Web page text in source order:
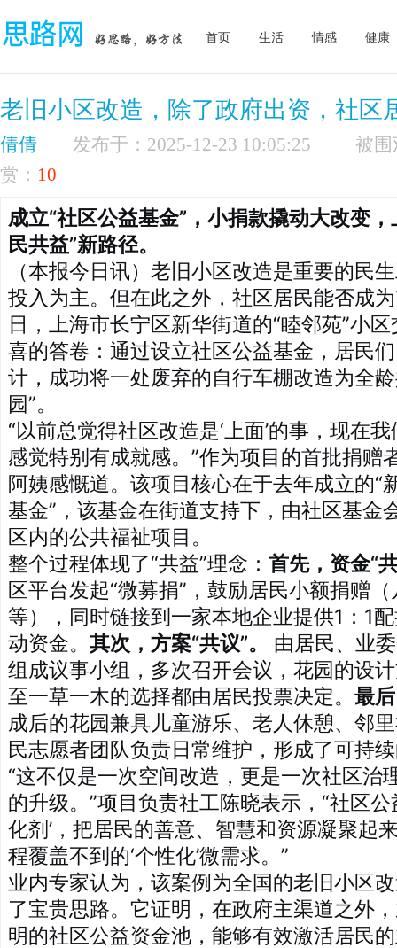
首页 生活 情感 健康
老旧小区改造，除了政府出资，社区
倩倩 发布于：2025-12-23 10:05:25
赏： 10
成立“社区公益基金”，小捐款撬动大改变
民共益”新路径。
（本报今日讯）老旧小区改造是重要的民
投入为主。但在此之外，社区居民能否成
日，上海市长宁区新华街道的“睦邻苑”小
喜的答卷：通过设立社区公益基金，居民
计，成功将一处废弃的自行车棚改造为全
园”。
“以前总觉得社区改造是‘上面’的事，现在
感觉特别有成就感。”作为项目的首批捐赠
阿姨感慨道。该项目核心在于去年成立的“
基金”，该基金在街道支持下，由社区基金
区内的公共福祉项目。
整个过程体现了“共益”理念： 首先，资金“
区平台发起“微募捐”，鼓励居民小额捐赠
等），同时链接到一家本地企业提供1：1
动资金。 其次，方案“共议”。
由居民、业
组成议事小组，多次召开会议，花园的设
至一草一木的选择都由居民投票决定。 最
成后的花园兼具儿童游乐、老人休憩、邻
民志愿者团队负责日常维护，形成了可持
“这不仅是一次空间改造，更是一次社区治
的升级。”项目负责社工陈晓表示，“社区公
化剂’，把居民的善意、智慧和资源凝聚起
程覆盖不到的‘个性化’微需求。”
业内专家认为，该案例为全国的老旧小区
了宝贵思路。它证明，在政府主渠道之外
明的社区公益资金池，能够有效激活居民